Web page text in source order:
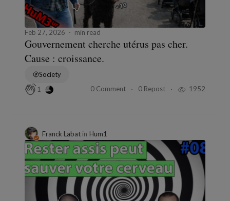
Feb 27, 2026 min read
Gouvernement cherche utérus pas cher.
Cause : croissance.
Society
1
0 Comment 0 Repost 1952
Franck Labat in Hum1